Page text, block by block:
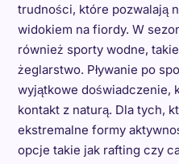
trudności, które pozwalają
widokiem na fiordy. W
również sporty wodne,
żeglarstwo. Pływanie po
wyjątkowe doświadczenie,
kontakt z naturą. Dla tych,
ekstremalne formy
opcje takie jak rafting czy